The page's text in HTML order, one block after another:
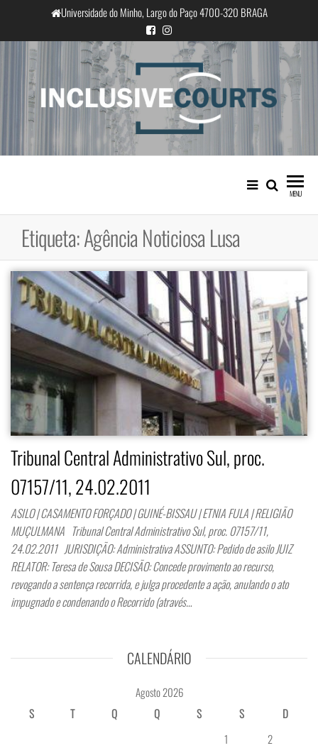
o
conteúdo
Universidade do Minho, Largo do Paço 4700-320 BRAGA
InclusiveCourts
Igualdade e diferença cultural na
prática judicial portuguesa
MENU
Etiqueta:Agência Noticiosa Lusa
Tribunal Central Administrativo Sul, proc.
07157/11, 24.02.2011
ASILO | CASAMENTO FORÇADO | GUINÉ-BISSAU | ETNIA FULA | RELIGIÃO
MUÇULMANA Tribunal Central Administrativo Sul, proc. 07157/11,
24.02.2011 JURISDIÇÃO: Administrativa ASSUNTO: Pedido de asilo JUIZ
RELATOR: Teresa de Sousa DECISÃO: Concede provimento ao recurso,
revogando a sentença recorrida, e julga procedente a ação, anulando o ato
impugnado e condenando o Recorrido (através…
CALENDÁRIO
Agosto 2026
S
T Q Q S S
D
1
2